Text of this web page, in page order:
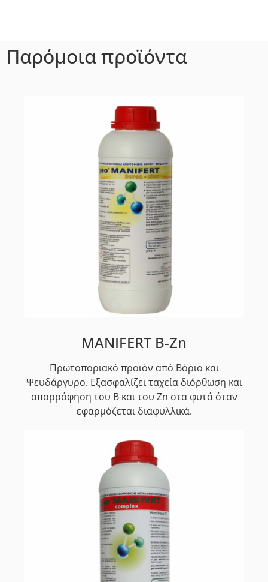
Παρόμοια προϊόντα
MANIFERT B-Zn
Πρωτοποριακό προϊόν από Βόριο και
Ψευδάργυρο. Εξασφαλίζει ταχεία διόρθωση και
απορρόφηση του B και του Zn στα φυτά όταν
εφαρμόζεται διαφυλλικά.